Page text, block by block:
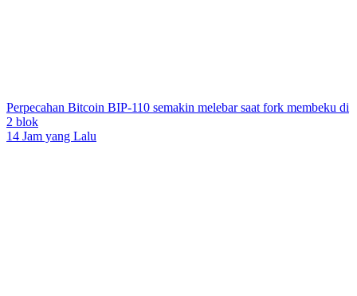
Perpecahan Bitcoin BIP-110 semakin melebar saat fork membeku di
2 blok
14 Jam yang Lalu